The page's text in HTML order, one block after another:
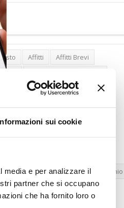
sui cookie
media e per analizzare il
partner che si occupano
che ha fornito loro o
Affitti
Affitti Brevi
Woolwich
Bilocali
Carenza Alloggi
Immobiliari
Condominio
Confedilizia.EU